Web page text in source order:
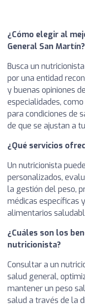
¿Cómo elegir al
General San Martín?
Busca un
por una entidad
y buenas opiniones
especialidades,
para condiciones de
de que se ajustan a
¿Qué servicios
Un nutricionista
personalizados,
la gestión del peso,
médicas específicas
alimentarios
¿Cuáles son los
nutricionista?
Consultar a un
salud general,
mantener un peso
salud a través de la